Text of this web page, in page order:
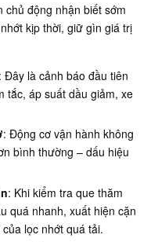
chủ động nhận biết sớm
kịp thời, giữ gìn giá trị
: Đây là cảnh báo đầu tiên
tắc, áp suất dầu giảm, xe
: Động cơ vận hành không
bình thường – dấu hiệu
: Khi kiểm tra que thăm
quá nhanh, xuất hiện cặn
lọc nhớt quá tải.